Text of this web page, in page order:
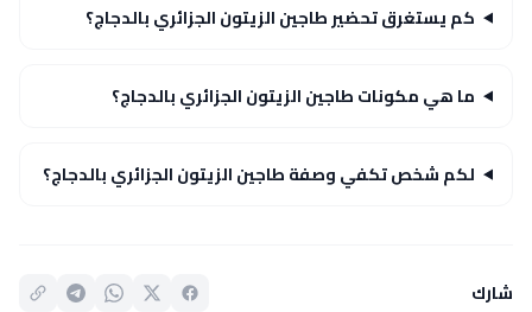
كم يستغرق تحضير طاجين الزيتون الجزائري بالدجاج؟
ما هي مكونات طاجين الزيتون الجزائري بالدجاج؟
لكم شخص تكفي وصفة طاجين الزيتون الجزائري بالدجاج؟
شارك